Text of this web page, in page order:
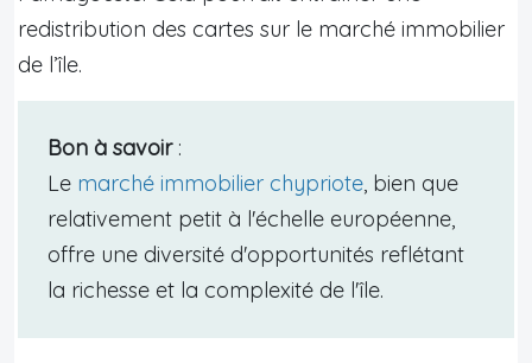
redistribution des cartes sur le marché immobilier
de l’île.
Bon à savoir:
Le marché immobilier chypriote, bien que
relativement petit à l'échelle européenne,
offre une diversité d'opportunités reflétant
la richesse et la complexité de l'île.